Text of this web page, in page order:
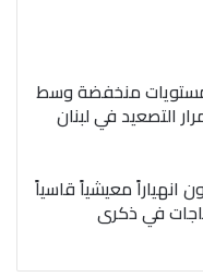
مستويات منخفضة وسط
التصعيد في لبنان
انهياراً معيشياً قاسياً
في ذكرى